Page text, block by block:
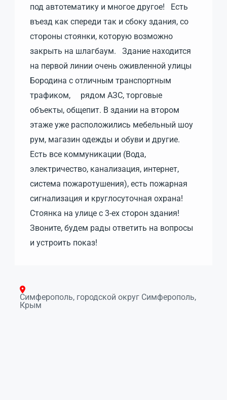
под автотематику и многое другое! Есть
въезд как спереди так и сбоку здания, со
стороны стоянки, которую возможно
закрыть на шлагбаум. Здание находится
на первой линии очень оживленной улицы
Бородина с отличным транспортным
трафиком, рядом АЗС, торговые
объекты, общепит. В здании на втором
этаже уже расположились мебельный шоу
рум, магазин одежды и обуви и другие.
Есть все коммуникации (Вода,
электричество, канализация, интернет,
система пожаротушения), есть пожарная
сигнализация и круглосуточная охрана!
Стоянка на улице с 3-ех сторон здания!
Звоните, будем рады ответить на вопросы
и устроить показ!
Симферополь, городской округ Симферополь,
Крым